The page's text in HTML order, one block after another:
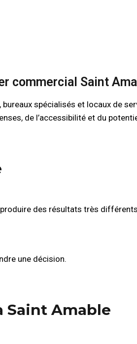
commercial Saint
spécialisés et locaux de
de l’accessibilité et du
des résultats très
une décision.
Saint Amable